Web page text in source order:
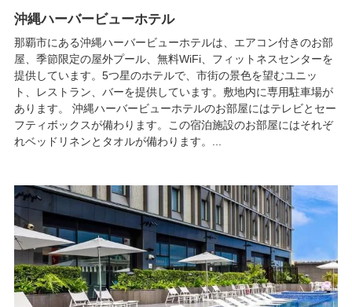
沖縄ハーバービューホテル
那覇市にある沖縄ハーバービューホテルは、エアコン付きのお部
屋、季節限定の屋外プール、無料WiFi、フィットネスセンターを
提供しています。5つ星のホテルで、市街の景色を望むユニッ
ト、レストラン、バーを提供しています。敷地内に専用駐車場が
あります。 沖縄ハーバービューホテルのお部屋にはテレビとセー
フティボックスが備わります。この宿泊施設のお部屋にはそれぞ
れベッドリネンとタオルが備わります。...